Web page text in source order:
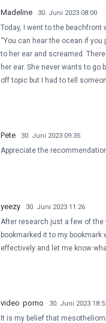
Madeline 30. Juni 2023 08:00
Today, I went to the
“You can hear the ocean if you
to her ear and screamed.
her ear. She never wants to go
off topic but I had to tell
Pete 30. Juni 2023 09:35
Appreciate the
yeezy 30. Juni 2023 11:26
After research just a few of the
bookmarked it to my
effectively and let me know
video porno 30. Juni 2023
It is my belief that